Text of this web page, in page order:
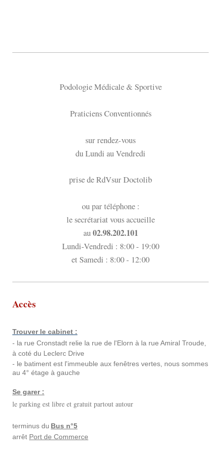
Podologie Médicale & Sportive
Praticiens Conventionnés
sur rendez-vous
du Lundi au Vendredi
prise de RdVsur Doctolib
ou par téléphone :
le secrétariat vous accueille
au02.98.202.101
Lundi-Vendredi : 8:00 - 19:00
et Samedi : 8:00 - 12:00
Accès
Trouver le cabinet :
- la rue Cronstadt relie la rue de l'Elorn à la rue Amiral Troude,
à coté du Leclerc Drive
- le batiment est l'immeuble aux fenêtres vertes, nous sommes
au 4° étage à gauche
Se garer :
le parking est libre et gratuit partout autour
terminus du Bus n°5
arrêt Port de Commerce